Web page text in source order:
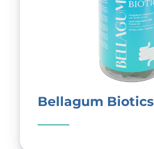
Bellagum Biotics